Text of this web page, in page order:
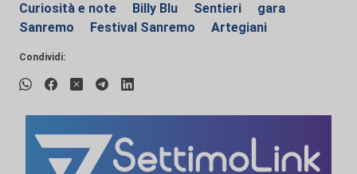
Curiosità e note Billy Blu Sentieri
gara
Sanremo
Festival Sanremo Artegiani
Condividi: